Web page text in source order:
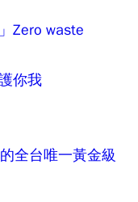
Zero waste
你我
全台唯一黃金級